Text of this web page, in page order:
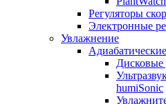
Регуляторы
Электронные
Увлажнение
Дисковые
humiSonic